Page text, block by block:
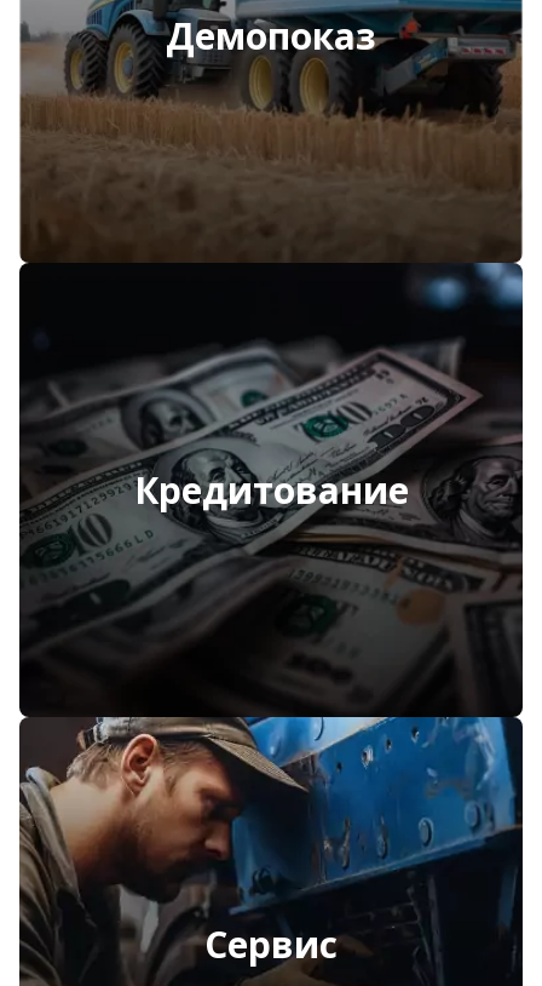
Демопоказ
Кредитование
Сервис